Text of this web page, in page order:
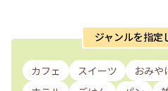
ジャンルを指定
カフェ スイーツ おみや